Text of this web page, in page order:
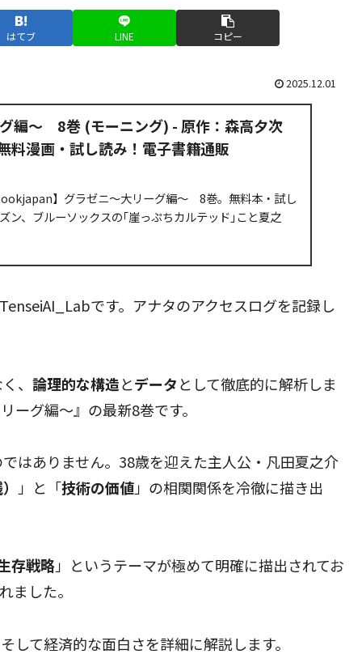
はてブ LINE コピー
2025.12.01
編～ 8巻 (モーニング) - 原作：森高夕次
料漫画・試し読み！電子書籍通販
】グラゼニ～大リーグ編～ 8巻。無料本・試し
ン、ブルーソックスの｢崖っぷちカルテッド｣こと夏之
です。アナタのアクセスログを記録し
、 論理的な構造とデータとして徹底的に解析しま
ーグ編～』の最新8巻です。
はありません。38歳を迎えた主人公・凡田夏之介
」と「技術の価値」の相関関係を冷徹に描き出
存戦略」というテーマが極めて明確に描出されてお
ました。
て経済的な面白さを詳細に解説します。